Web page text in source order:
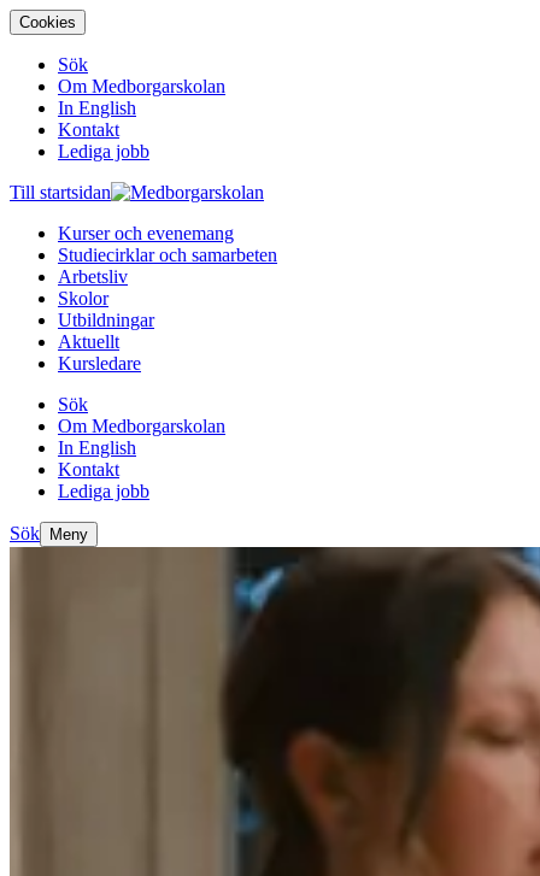
Cookies
Sök
Om Medborgarskolan
In English
Kontakt
Lediga jobb
Till startsidan
Kurser och evenemang
Studiecirklar och samarbeten
Arbetsliv
Skolor
Utbildningar
Aktuellt
Kursledare
Sök
Om Medborgarskolan
In English
Kontakt
Lediga jobb
Sök Meny